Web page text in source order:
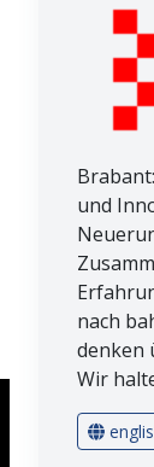
und
nach
denken
Wir